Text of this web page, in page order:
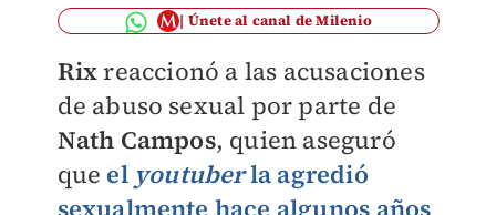
Únete al canal de Milenio
Rixreaccionó a las acusaciones
de abuso sexual por parte de
Nath Campos, quien aseguró
que el youtuberla agredió
sexualmente hace algunos años